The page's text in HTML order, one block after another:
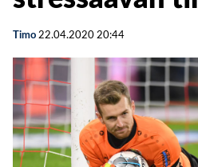
Timo 22.04.2020 20:44